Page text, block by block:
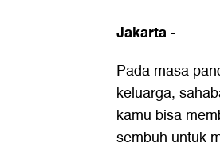
Jakarta-
Pada masa
keluarga,
kamu bisa
sembuh untuk